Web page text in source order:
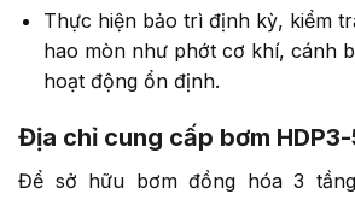
Thực hiện bảo trì định kỳ, kiểm
hao mòn như phớt cơ khí, cánh
hoạt động ổn định.
Địa chỉ cung cấp bơm
Để sở hữu bơm đồng hóa 3